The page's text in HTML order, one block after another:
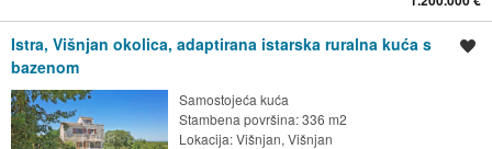
Istra, Višnjan okolica, adaptirana istarska ruralna kuća s
bazenom
Samostojeća kuća
Stambena površina: 336 m2
Lokacija:Višnjan, Višnjan